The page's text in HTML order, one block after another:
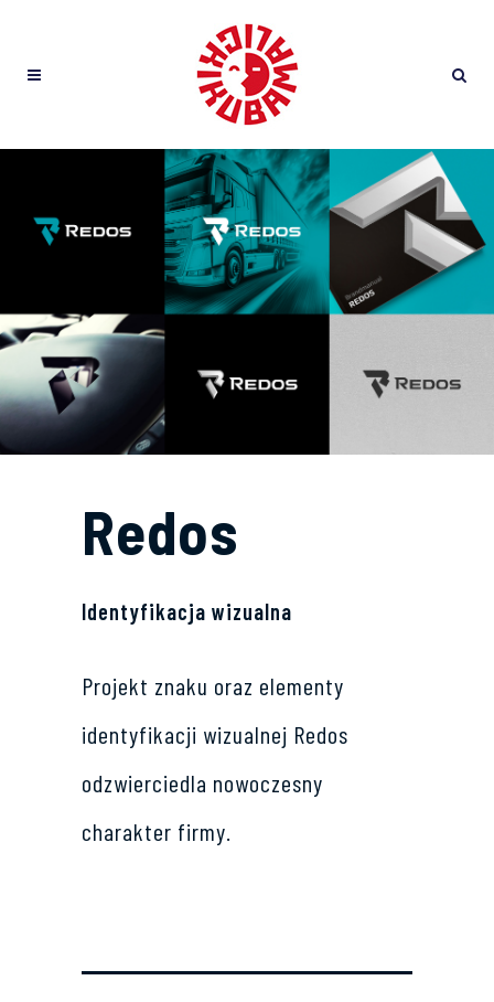
Redos
Identyfikacja wizualna
Projekt znaku oraz elementy
identyfikacji wizualnej Redos
odzwierciedla nowoczesny
charakter firmy.